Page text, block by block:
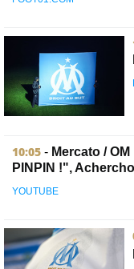
10:05 - Mercato /
PINPIN !",
YOUTUBE